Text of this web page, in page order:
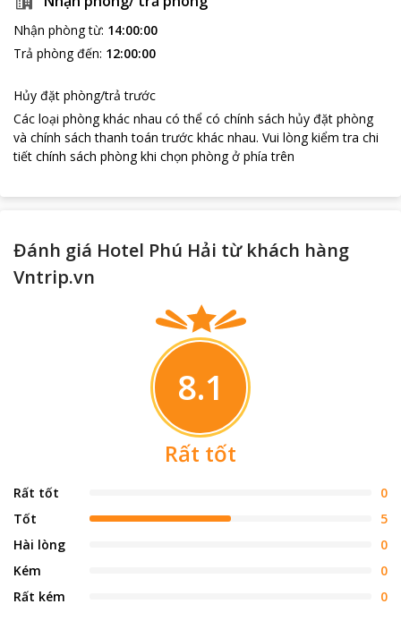
Nhận phòng từ: 14:00:00
Trả phòng đến: 12:00:00
Hủy đặt phòng/trả trước
Các loại phòng khác nhau có thể có chính sách hủy đặt phòng
và chính sách thanh toán trước khác nhau. Vui lòng kiểm tra chi
tiết chính sách phòng khi chọn phòng ở phía trên
Đánh giá Hotel Phú Hải từ khách hàng
Vntrip.vn
8.1
Rất tốt
Rất tốt
0
Tốt
5
Hài lòng
0
Kém
0
Rất kém
0